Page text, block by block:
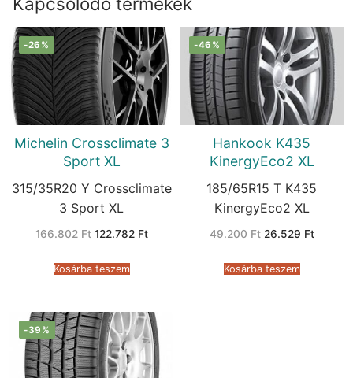
-26%
Michelin Crossclimate 3
Sport XL
315/35R20 Y Crossclimate
3 Sport XL
166.802Ft Original
166.802 Ft.
122.782 FtCurrent
Kosárba teszem
-46%
Hankook K435
KinergyEco2 XL
185/65R15 T K435
KinergyEco2 XL
49.200Ft Original
49.200 Ft.
26.529 FtCurrent
Kosárba teszem
-39%